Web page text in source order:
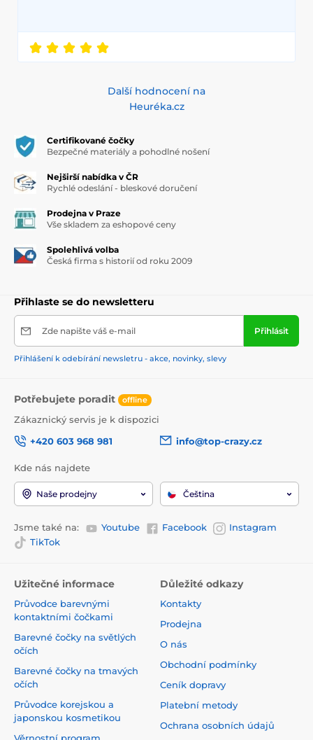
Další hodnocení na
Heuréka.cz
Certifikované čočky
Bezpečné materiály a pohodlné nošení
Nejširší nabídka v ČR
Rychlé odeslání - bleskové doručení
Prodejna v Praze
Vše skladem za eshopové ceny
Spolehlivá volba
Česká firma s historií od roku 2009
Přihlaste se do newsletteru
Zde napište váš e-mail Přihlásit
Přihlášení k odebírání newsletru - akce, novinky, slevy
Potřebujete poradit offline
Zákaznický servis je k dispozici
+420 603 968 981
info@top-crazy.cz
Kde nás najdete
Naše prodejny Čeština
Jsme také na: Youtube Facebook
Instagram
TikTok
Užitečné informace
Průvodce barevnými
kontaktními čočkami
Barevné čočky na světlých
očích
Barevné čočky na tmavých
očích
Průvodce korejskou a
japonskou kosmetikou
Důležité odkazy
Kontakty
Prodejna
O nás
Obchodní podmínky
Ceník dopravy
Platební metody
Ochrana osobních údajů